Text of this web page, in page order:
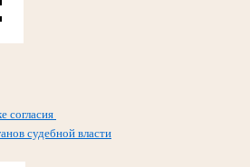
согласия
судебной власти